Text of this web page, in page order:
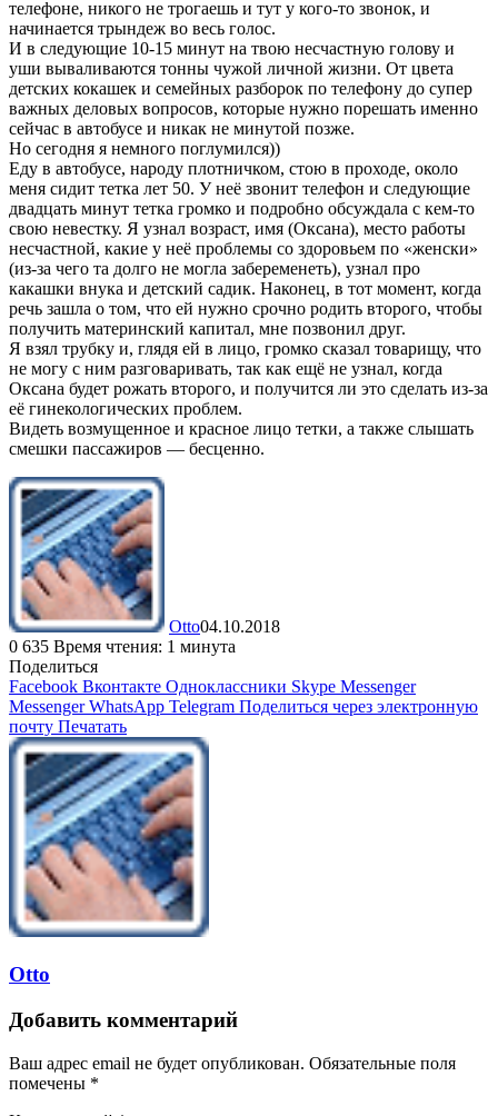
телефоне, никого не трогаешь и тут у кого-то звонок, и
начинается трындеж во весь голос.
И в следующие 10-15 минут на твою несчастную голову и
уши вываливаются тонны чужой личной жизни. От цвета
детских кокашек и семейных разборок по телефону до супер
важных деловых вопросов, которые нужно порешать именно
сейчас в автобусе и никак не минутой позже.
Но сегодня я немного поглумился))
Еду в автобусе, народу плотничком, стою в проходе, около
меня сидит тетка лет 50. У неё звонит телефон и следующие
двадцать минут тетка громко и подробно обсуждала с кем-то
свою невестку. Я узнал возраст, имя (Оксана), место работы
несчастной, какие у неё проблемы со здоровьем по «женски»
(из-за чего та долго не могла забеременеть), узнал про
какашки внука и детский садик. Наконец, в тот момент, когда
речь зашла о том, что ей нужно срочно родить второго, чтобы
получить материнский капитал, мне позвонил друг.
Я взял трубку и, глядя ей в лицо, громко сказал товарищу, что
не могу с ним разговаривать, так как ещё не узнал, когда
Оксана будет рожать второго, и получится ли это сделать из-за
её гинекологических проблем.
Видеть возмущенное и красное лицо тетки, а также слышать
смешки пассажиров — бесценно.
Otto04.10.2018
0 635 Время чтения: 1 минута
Поделиться
Facebook Вконтакте Одноклассники Skype Messenger
Messenger WhatsApp Telegram Поделиться через электронную
почту Печатать
Otto
Добавить комментарий
Ваш адрес email не будет опубликован. Обязательные поля
помечены *